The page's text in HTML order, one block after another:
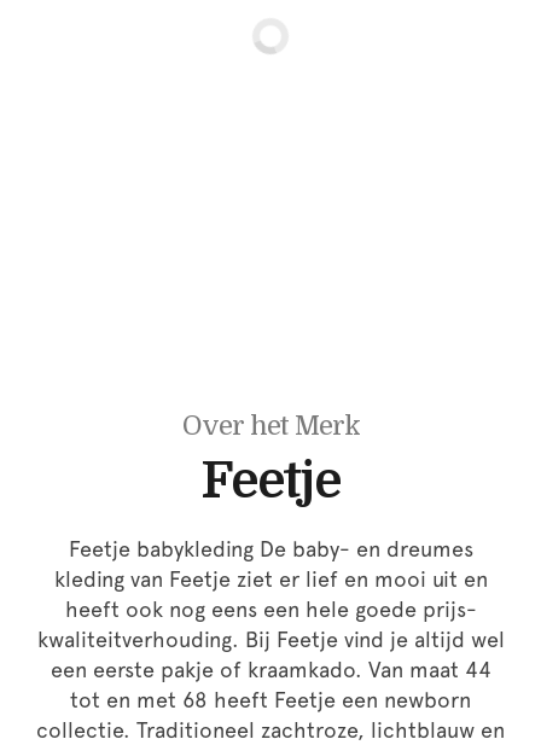
Over het Merk
Feetje
Feetje babykleding De baby- en dreumes
kleding van Feetje ziet er lief en mooi uit en
heeft ook nog eens een hele goede prijs-
kwaliteitverhouding. Bij Feetje vind je altijd wel
een eerste pakje of kraamkado. Van maat 44
tot en met 68 heeft Feetje een newborn
collectie. Traditioneel zachtroze, lichtblauw en